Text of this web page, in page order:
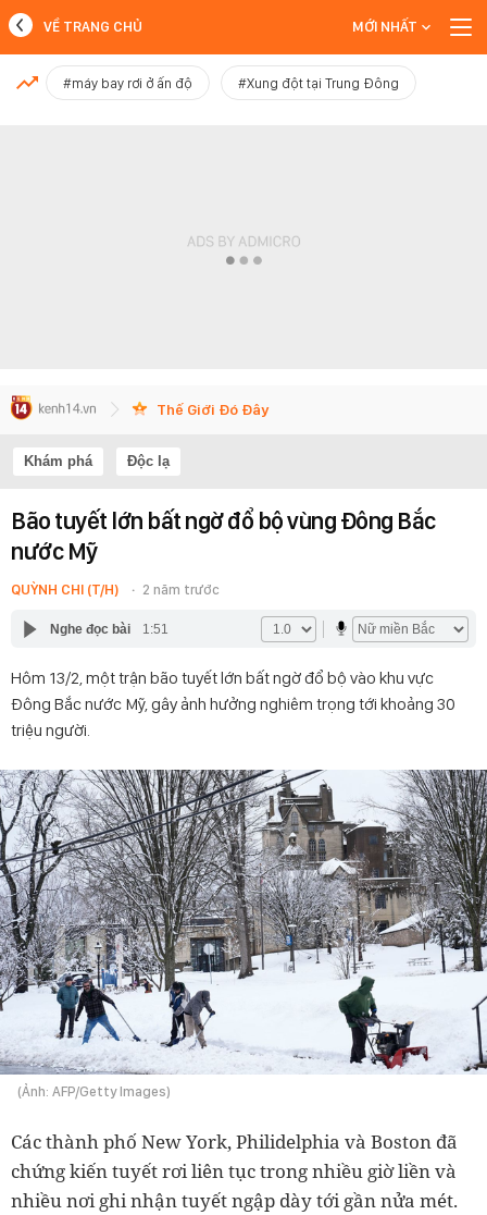
MỚI NHẤT
VỀ TRANG CHỦ MỚI NHẤT
#máy bay rơi ở ấn độ #Xung đột tại Trung Đông
Thế Giới Đó Đây
Khám phá Độc lạ
Bão tuyết lớn bất ngờ đổ bộ vùng Đông Bắc
nước Mỹ
QUỲNH CHI (T/H) 2 năm trước
Nghe đọc bài 1:51
Hôm 13/2, một trận bão tuyết lớn bất ngờ đổ bộ vào khu vực
Đông Bắc nước Mỹ, gây ảnh hưởng nghiêm trọng tới khoảng 30
triệu người.
(Ảnh: AFP/Getty Images)
Các thành phố New York, Philidelphia và Boston đã
chứng kiến tuyết rơi liên tục trong nhiều giờ liền và
nhiều nơi ghi nhận tuyết ngập dày tới gần nửa mét.